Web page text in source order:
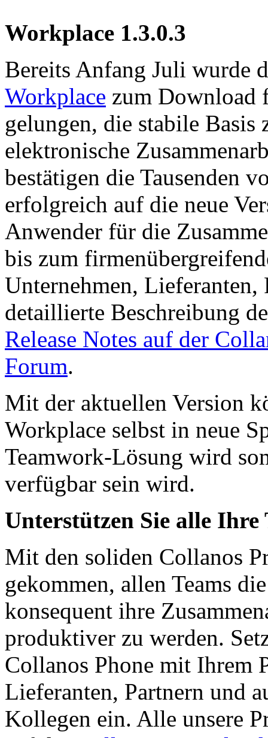
Workplace 1.3.0.3
Bereits Anfang Juli wurde
Workplace zum Download
gelungen, die stabile Basis
elektronische
bestätigen die Tausenden
erfolgreich auf die neue
Anwender für die
bis zum
Unternehmen,
detaillierte Beschreibung
Release Notes auf der
Forum.
Mit der aktuellen Version
Workplace selbst in neue
Teamwork-Lösung wird
verfügbar sein wird.
Unterstützen Sie alle Ihre
Mit den soliden Collanos
gekommen, allen Teams
konsequent ihre
produktiver zu werden.
Collanos Phone mit Ihrem
Lieferanten, Partnern und
Kollegen ein. Alle unsere